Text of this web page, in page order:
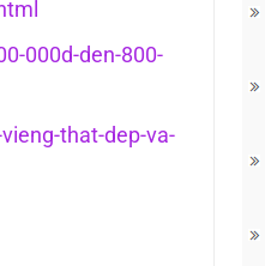
000d-den-800-
that-dep-va-